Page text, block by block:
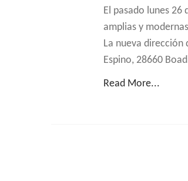
El pasado lunes
amplias y
La nueva dirección
Espino, 28660
Read More...